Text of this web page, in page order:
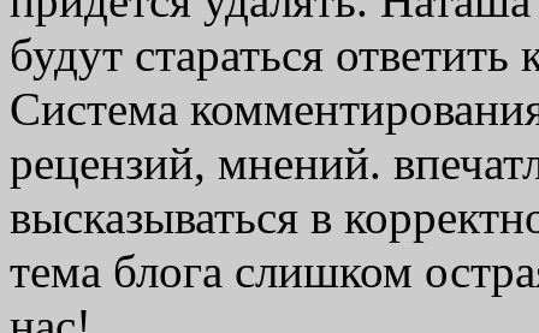
будут стараться
Система
рецензий, мнений.
высказываться в
тема блога слишком